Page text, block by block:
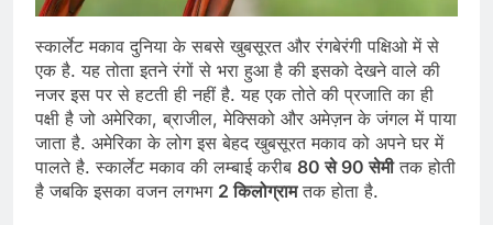
स्कार्लेट मकाव दुनिया के सबसे खुबसूरत और रंगबेरंगी पक्षिओ में से
एक है. यह तोता इतने रंगों से भरा हुआ है की इसको देखने वाले की
नजर इस पर से हटती ही नहीं है. यह एक तोते की प्रजाति का ही
पक्षी है जो अमेरिका, ब्राजील, मेक्सिको और अमेज़न के जंगल में पाया
जाता है. अमेरिका के लोग इस बेहद खुबसूरत मकाव को अपने घर में
पालते है. स्कार्लेट मकाव की लम्बाई करीब 80 से 90 सेमीतक होती
है जबकि इसका वजन लगभग 2 किलोग्रामतक होता है.